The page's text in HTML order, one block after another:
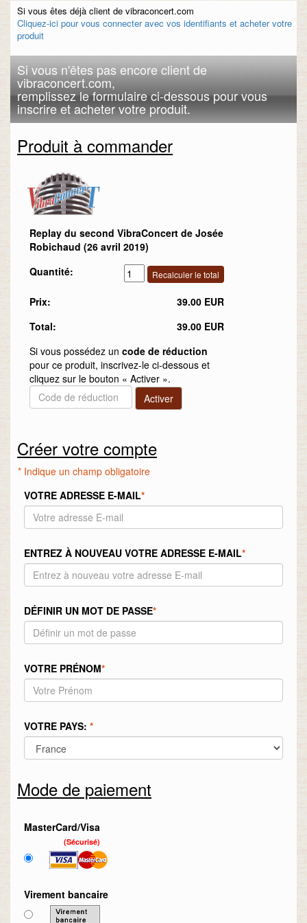
Si vous êtes déjà client de vibraconcert.com
Cliquez-ici pour vous connecter avec vos identifiants et acheter votre
produit
Si vous n'êtes pas encore client de
vibraconcert.com,
remplissez le formulaire ci-dessous pour vous
inscrire et acheter votre produit.
Produit à commander
Replay du second VibraConcert de Josée
Robichaud (26 avril 2019)
Quantité:
Prix:
39.00 EUR
Total:
39.00 EUR
Si vous possédez un code de réduction
pour ce produit, inscrivez-le ci-dessous et
cliquez sur le bouton « Activer ».
Créer votre compte
* Indique un champ obligatoire
VOTRE ADRESSE E-MAIL*
ENTREZ À NOUVEAU VOTRE ADRESSE E-MAIL*
DÉFINIR UN MOT DE PASSE*
VOTRE PRÉNOM*
VOTRE PAYS: *
Mode de paiement
MasterCard/Visa
(Sécurisé)
Virement bancaire